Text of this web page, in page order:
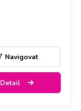
Navigovat
Detail